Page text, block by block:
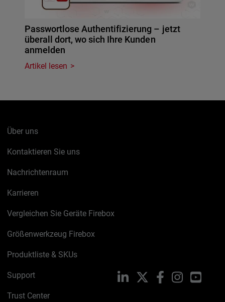
Passwortlose Authentifizierung – jetzt
überall dort, wo sich Ihre Kunden
anmelden
Artikel lesen
Über uns
Kontaktieren Sie uns
Nachrichtenraum
Karrieren
Vergleichen Sie Geräte Firebox
Größenwerkzeug Firebox
Produktliste & SKUs
Support
Trust Center
LinkedIn FacebookInstagram